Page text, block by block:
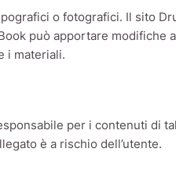
o fotografici. Il sito
può apportare modifiche
i materiali.
per i contenuti di
è a rischio dell’utente.